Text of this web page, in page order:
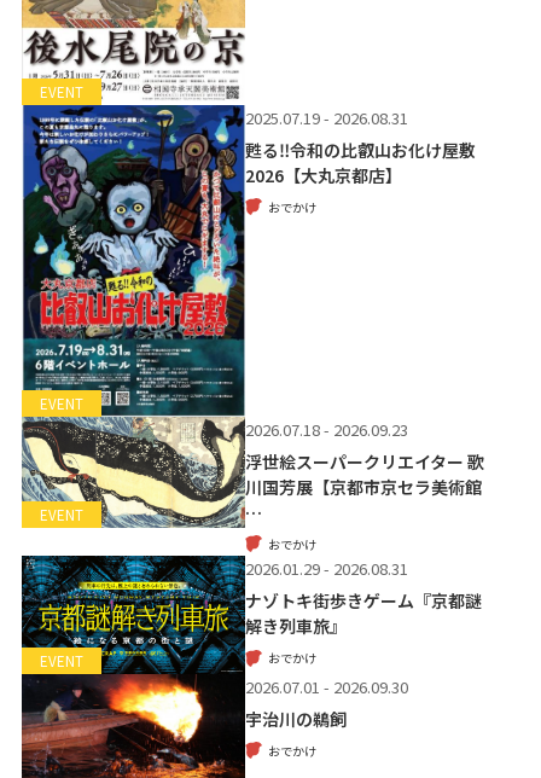
EVENT
EVENT
2025.07.19 - 2026.08.31
甦る‼令和の比叡山お化け屋敷
2026【大丸京都店】
おでかけ
EVENT
2026.07.18 - 2026.09.23
浮世絵スーパークリエイター 歌
川国芳展【京都市京セラ美術館
…
おでかけ
EVENT
2026.01.29 - 2026.08.31
ナゾトキ街歩きゲーム『京都謎
解き列車旅』
おでかけ
2026.07.01 - 2026.09.30
宇治川の鵜飼
おでかけ